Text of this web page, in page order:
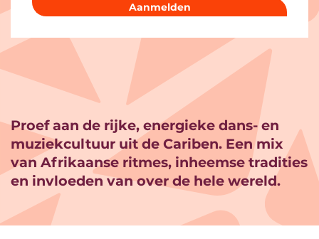
Aanmelden
Proef aan de rijke, energieke dans- en
muziekcultuur uit de Cariben. Een mix
van Afrikaanse ritmes, inheemse tradities
en invloeden van over de hele wereld.